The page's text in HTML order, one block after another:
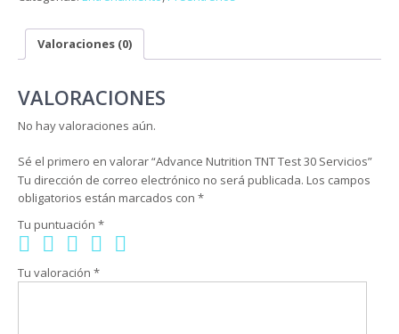
Valoraciones (0)
VALORACIONES
No hay valoraciones aún.
Sé el primero en valorar “Advance Nutrition TNT Test 30 Servicios”
Tu dirección de correo electrónico no será publicada. Los campos
obligatorios están marcados con *
Tu puntuación *
Tu valoración *